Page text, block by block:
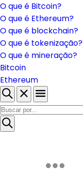
O que é Bitcoin?
O que é Ethereum?
O que é blockchain?
O que é tokenização?
O que é mineração?
Bitcoin
Ethereum